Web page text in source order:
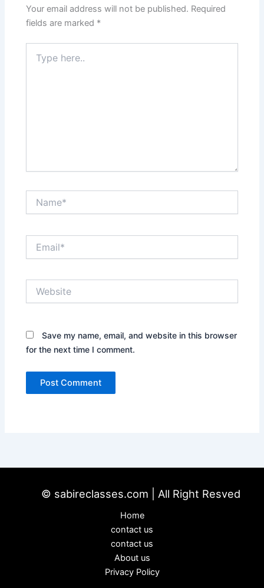
Your email address will not be published. Required
fields are marked *
here..
Save my name, email, and website in this browser
for the next time I comment.
© sabireclasses.com | All Right Resved
Home
contact us
contact us
About us
Privacy Policy